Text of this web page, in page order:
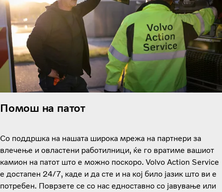
Помош на патот
Со поддршка на нашата широка мрежа на партнери за
влечење и овластени работилници, ќе го вратиме вашиот
камион на патот што е можно поскоро. Volvo Action Service
е достапен 24/7, каде и да сте и на кој било јазик што ви е
потребен. Поврзете се со нас едноставно со јавување или